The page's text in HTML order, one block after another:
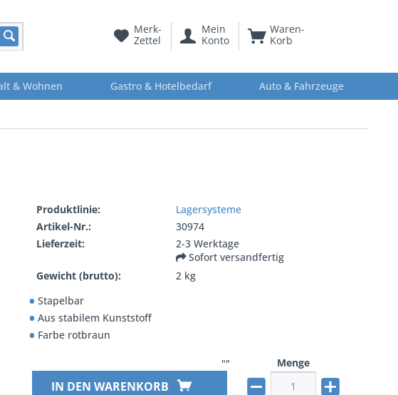
Merk-
Zettel
Mein
Konto
Waren-
Korb
& Wohnen Gastro & Hotelbedarf Auto & Fahrzeuge
Produktlinie:
Lagersysteme
Artikel-Nr.:
30974
Lieferzeit:
2-3 Werktage
Sofort versandfertig
Gewicht (brutto):
2 kg
Stapelbar
Aus stabilem Kunststoff
Farbe rotbraun
Menge
IN DEN WARENKORB
""